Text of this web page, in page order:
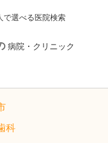
で選べる医院検索
病院・クリニック
科